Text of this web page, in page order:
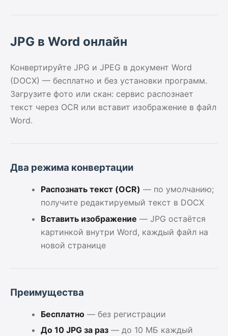
JPG в Word онлайн
Конвертируйте JPG и JPEG в документ Word
(DOCX) — бесплатно и без установки программ.
Загрузите фото или скан: сервис распознает
текст через OCR или вставит изображение в файл
Word.
Два режима конвертации
Распознать текст (OCR) — по умолчанию;
получите редактируемый текст в DOCX
Вставить изображение — JPG остаётся
картинкой внутри Word, каждый файл на
новой странице
Преимущества
Бесплатно — без регистрации
До 10 JPG за раз — до 10 МБ каждый